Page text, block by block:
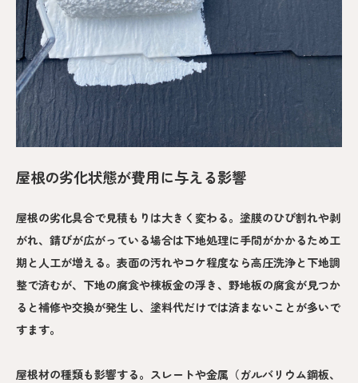
屋根の劣化状態が費用に与える影響
屋根の劣化具合で見積もりは大きく変わる。塗膜のひび割れや剥
がれ、錆びが広がっている場合は下地処理に手間がかかるため工
期と人工が増える。表面の汚れやコケ程度なら高圧洗浄と下地調
整で済むが、下地の腐食や棟板金の浮き、野地板の腐食が見つか
ると補修や交換が発生し、塗料代だけでは済まないことが多いで
すます。
屋根材の種類も影響する。スレートや金属（ガルバリウム鋼板、